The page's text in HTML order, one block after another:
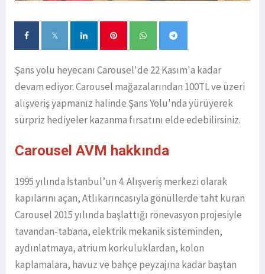
Şans yolu heyecanı Carousel'de 22 Kasım'a kadar
devam ediyor. Carousel mağazalarından 100TL ve üzeri
alışveriş yapmanız halinde Şans Yolu'nda yürüyerek
sürpriz hediyeler kazanma fırsatını elde edebilirsiniz.
Carousel AVM hakkında
1995 yılında İstanbul’un 4. Alışveriş merkezi olarak
kapılarını açan, Atlıkarıncasıyla gönüllerde taht kuran
Carousel 2015 yılında başlattığı rönevasyon projesiyle
tavandan-tabana, elektrik mekanik sisteminden,
aydınlatmaya, atrium korkuluklardan, kolon
kaplamalara, havuz ve bahçe peyzajına kadar baştan